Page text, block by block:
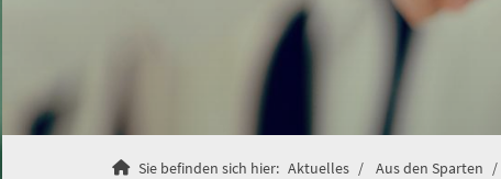
Sie befinden sich hier: Aktuelles Aus den Sparten